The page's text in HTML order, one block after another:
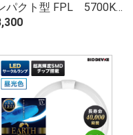
パクト型 FPL 5700K…